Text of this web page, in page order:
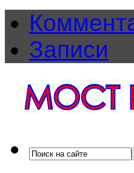
Записи